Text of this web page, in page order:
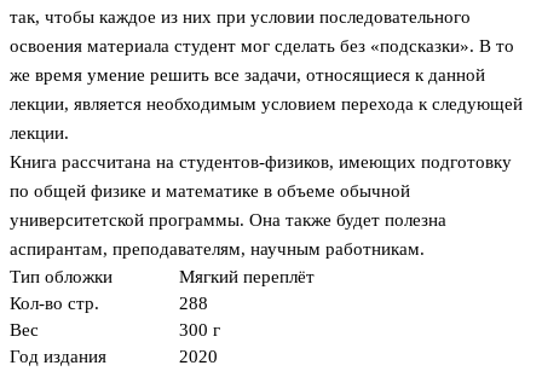
так, чтобы каждое из них при условии последовательного
освоения материала студент мог сделать без «подсказки». В то
же время умение решить все задачи, относящиеся к данной
лекции, является необходимым условием перехода к следующей
лекции.
Книга рассчитана на студентов-физиков, имеющих подготовку
по общей физике и математике в объеме обычной
университетской программы. Она также будет полезна
аспирантам, преподавателям, научным работникам.
Тип обложки
Мягкий переплёт
Кол-во стр.
288
Вес
300 г
Год издания
2020